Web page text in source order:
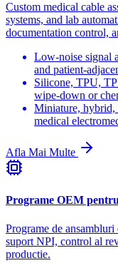
Custom medical cable
systems, and lab
documentation control,
Low-noise signal
and patient-
Silicone, TPU,
wipe-down or
Miniature, hybrid,
medical
Afla Mai Multe
Programe OEM
Programe de
suport NPI, control al
productie.